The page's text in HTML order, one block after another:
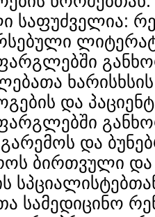
საფუძველია:
და
და
ბირთვული
სამედიცინო